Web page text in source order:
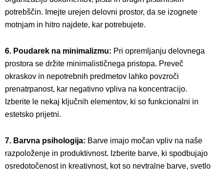
potrebščin. Imejte urejen delovni prostor, da se izognete
motnjam in hitro najdete, kar potrebujete.
6. Poudarek na minimalizmu: Pri opremljanju delovnega
prostora se držite minimalističnega pristopa. Preveč
okraskov in nepotrebnih predmetov lahko povzroči
prenatrpanost, kar negativno vpliva na koncentracijo.
Izberite le nekaj ključnih elementov, ki so funkcionalni in
estetsko prijetni.
7. Barvna psihologija: Barve imajo močan vpliv na naše
razpoloženje in produktivnost. Izberite barve, ki spodbujajo
osredotočenost in kreativnost, kot so nevtralne barve, svetlo